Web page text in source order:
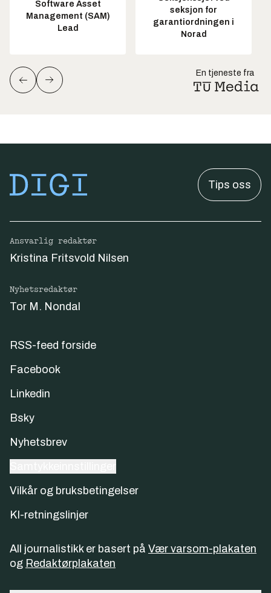
Software Asset
Management (SAM)
Lead
seksjon for
garantiordningen i
Norad
En tjeneste fra
Tips oss
Ansvarlig redaktør
Kristina Fritsvold Nilsen
Nyhetsredaktør
Tor M. Nondal
RSS-feed forside
Facebook
Linkedin
Bsky
Nyhetsbrev
Vilkår og bruksbetingelser
KI-retningslinjer
All journalistikk er basert på Vær varsom-plakaten
og Redaktørplakaten